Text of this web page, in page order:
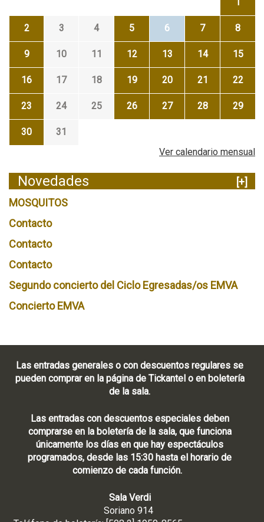
2 3 4 5 6 7 8
9 10 11 12 13 14 15
16 17 18 19 20 21 22
23 24 25 26 27 28 29
30
31
Ver calendario mensual
Novedades
[+]
MOSQUITOS
Contacto
Contacto
Contacto
Segundo concierto del Ciclo Egresadas/os EMVA
Concierto EMVA
Las entradas generales o con descuentos regulares se
pueden comprar en la página de Tickantel o en boletería
de la sala.
Las entradas con descuentos especiales deben
comprarse en la boletería de la sala, que funciona
únicamente los días en que hay espectáculos
programados, desde las 15:30 hasta el horario de
comienzo de cada función.
Sala Verdi
Soriano 914